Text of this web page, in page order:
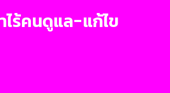
ร้คนดูแล-แก้ไข